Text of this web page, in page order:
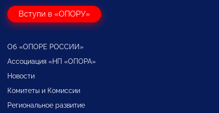
Вступи в «ОПОРУ»
Об «ОПОРЕ РОССИИ»
Ассоциация «НП «ОПОРА»
Новости
Комитеты и Комиссии
Региональное развитие